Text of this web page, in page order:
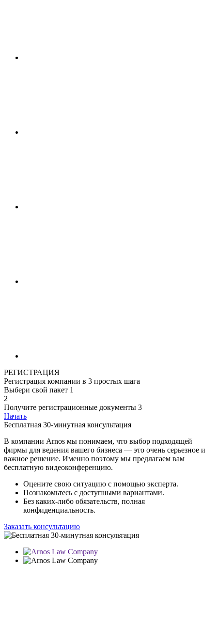
РЕГИСТРАЦИЯ
Регистрация компании в 3 простых шага
Выбери свой пакет 1
2
Получите регистрационные документы 3
Начать
Бесплатная 30-минутная консультация
В компании Arnos мы понимаем, что выбор подходящей
фирмы для ведения вашего бизнеса — это очень серьезное и
важное решение. Именно поэтому мы предлагаем вам
бесплатную видеоконференцию.
Оцените свою ситуацию с помощью эксперта.
Познакомьтесь с доступными вариантами.
Без каких-либо обязательств, полная
конфиденциальность.
Заказать консультацию